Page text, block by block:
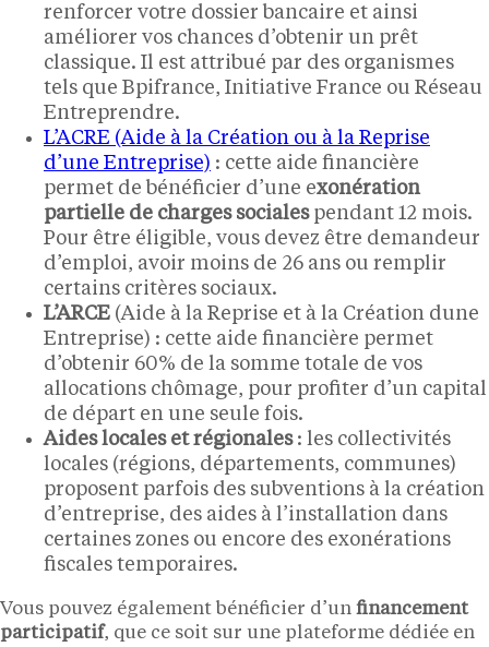
renforcer votre dossier bancaire et ainsi
améliorer vos chances d’obtenir un prêt
classique. Il est attribué par des organismes
tels que Bpifrance, Initiative France ou Réseau
Entreprendre.
L’ACRE (Aide à la Création ou à la Reprise
d’une Entreprise) : cette aide financière
permet de bénéficier d’une exonération
partielle de charges socialespendant 12 mois.
Pour être éligible, vous devez être demandeur
d’emploi, avoir moins de 26 ans ou remplir
certains critères sociaux.
L’ARCE (Aide à la Reprise et à la Création dune
Entreprise) : cette aide financière permet
d’obtenir 60% de la somme totale de vos
allocations chômage, pour profiter d’un capital
de départ en une seule fois.
Aides locales et régionales: les collectivités
locales (régions, départements, communes)
proposent parfois des subventions à la création
d’entreprise, des aides à l’installation dans
certaines zones ou encore des exonérations
fiscales temporaires.
Vous pouvez également bénéficier d’un financement
participatif, que ce soit sur une plateforme dédiée en